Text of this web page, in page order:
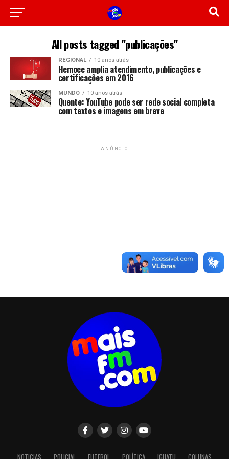
All posts tagged "publicações"
REGIONAL 10 anos atrás
Hemoce amplia atendimento, publicações e
certificações em 2016
MUNDO 10 anos atrás
Quente: YouTube pode ser rede social completa
com textos e imagens em breve
ANÚNCIO